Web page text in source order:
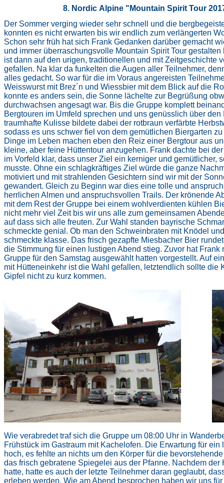
8. Nordic Alpine " Mountain Spirit Tour
Der Sommer verging wieder sehr schnell und die
konnten es nicht erwarten bis wir endlich zum verlängerten
Schon sehr früh hat sich Frank Gedanken darüber gemacht
und immer überraschungsvolle Mountain Spirit Tour
ist dann auf den urigen, traditionellen und mit Zeitgeschichte
gefallen. Na klar da funkelten die Augen aller Teilnehmer,
alles gedacht. So war für die im Voraus angereisten
Weisswurst mit Brez´n und Wiessbier mit dem Blick auf die
konnte es anders sein, die Sonne lächelte zur Begrüßung
durchwachsen angesagt war. Bis die Gruppe komplett
Bergtouren im Umfeld sprechen und uns genüsslich über
traumhafte Kulisse bildete dabei der rotbraun verfärbte
sodass es uns schwer fiel von dem gemütlichen Biergarten
Dinge im Leben machen eben den Reiz einer Bergtour aus
kleine, aber feine Hüttentour anzugehen. Frank dachte bei
im Vorfeld klar, dass unser Ziel ein kerniger und gemütlicher,
musste. Ohne ein schlagkräftiges Ziel würde die ganze
motiviert und mit strahlenden Gesichtern sind wir mit der
gewandert. Gleich zu Beginn war dies eine tolle und
herrlichen Almen und anspruchsvollen Trails. Der krönende
mit dem Rest der Gruppe bei einem wohlverdienten kühlen
nicht mehr viel Zeit bis wir uns alle zum gemeinsamen
auf dass sich alle freuten. Zur Wahl standen bayrische
schmeckte genial. Ob man den Schweinbraten mit Knödel
schmeckte klasse. Das frisch gezapfte Miesbacher Bier
die Stimmung für einen lustigen Abend stieg. Zuvor hat
Gruppe für den Samstag ausgewählt hatten vorgestellt. Auf
mit Hütteneinkehr ist die Wahl gefallen, letztendlich sollte die
Gipfel nicht zu kurz kommen.
Wie verabredet traf sich die Gruppe um 08:00 Uhr in
Frühstück im Gastraum mit Kachelofen. Die Erwartung für
hoch, es fehlte an nichts um den Körper für die
das frisch gebratene Spiegelei aus der Pfanne. Nachdem
hatte, hatte es auch der letzte Teilnehmer daran geglaubt,
erleben werden. Wie am Abend besprochen haben wir uns